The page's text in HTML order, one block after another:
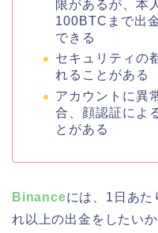
限があるが、本
100BTCまで出
できる
セキュリティの
れることがある
アカウントに異
合、顔認証によ
とがある
Binanceには、1日あた
れ以上の出金をしたい